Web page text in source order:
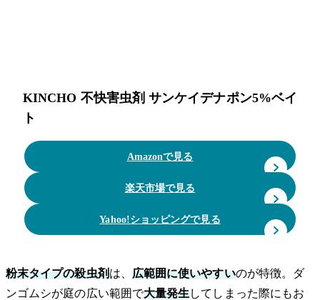
KINCHO 不快害虫剤 サンケイデナポン5%ベイ
ト
Amazonで見る
楽天市場で見る
Yahoo!ショッピングで見る
粉末タイプの殺虫剤は、 広範囲に使いやすいのが特徴。ダ
ンゴムシが庭の広い範囲で大量発生してしまった際にもお